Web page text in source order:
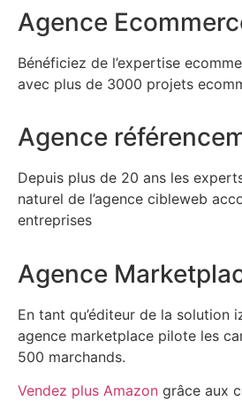
Agence
Bénéficiez de l’expertise
avec plus de 3000 projets
Agence
Depuis plus de 20 ans les
naturel de l’agence cibleweb
entreprises
Agence
En tant qu’éditeur de la solution
agence marketplace pilote les
500 marchands.
Vendez plus Amazon grâce aux